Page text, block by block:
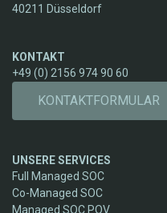
40211 Düsseldorf
KONTAKT
+49 (0) 2156 974 90 60
KONTAKTFORMULAR
UNSERE SERVICES
Full Managed SOC
Co-Managed SOC
Managed SOC POV